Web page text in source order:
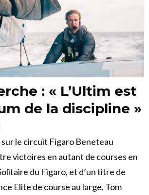
: « L’Ultim est
de la discipline »
le circuit Figaro Beneteau
victoires en autant de courses en
du Figaro, et d’un titre de
Elite de course au large, Tom